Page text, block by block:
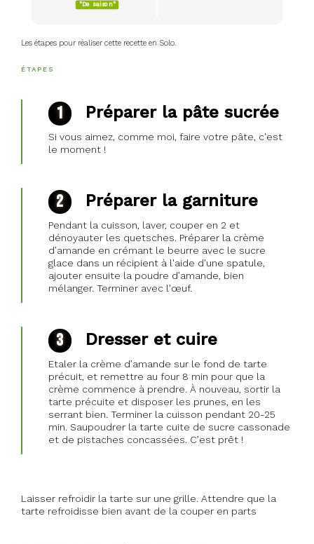
"De saison"
Les étapes pour réaliser cette recette en Solo.
ÉTAPES
Préparer la pâte sucrée
Si vous aimez, comme moi, faire votre pâte, c'est
le moment !
Préparer la garniture
Pendant la cuisson, laver, couper en 2 et
dénoyauter les quetsches. Préparer la crème
d’amande en crémant le beurre avec le sucre
glace dans un récipient à l'aide d'une spatule,
ajouter ensuite la poudre d’amande, bien
mélanger. Terminer avec l'œuf.
Dresser et cuire
Etaler la crème d’amande sur le fond de tarte
précuit, et remettre au four 8 min pour que la
crème commence à prendre. À nouveau, sortir la
tarte précuite et disposer les prunes, en les
serrant bien. Terminer la cuisson pendant 20-25
min. Saupoudrer la tarte cuite de sucre cassonade
et de pistaches concassées. C’est prêt !
Laisser refroidir la tarte sur une grille. Attendre que la
tarte refroidisse bien avant de la couper en parts